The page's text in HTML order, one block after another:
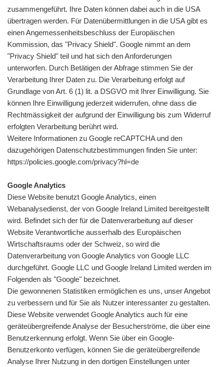
zusammengeführt. Ihre Daten können dabei auch in die USA
übertragen werden. Für Datenübermittlungen in die USA gibt es
einen Angemessenheitsbeschluss der Europäischen
Kommission, das "Privacy Shield". Google nimmt an dem
"Privacy Shield" teil und hat sich den Anforderungen
unterworfen. Durch Betätigen der Abfrage stimmen Sie der
Verarbeitung Ihrer Daten zu. Die Verarbeitung erfolgt auf
Grundlage von Art. 6 (1) lit. a DSGVO mit Ihrer Einwilligung. Sie
können Ihre Einwilligung jederzeit widerrufen, ohne dass die
Rechtmässigkeit der aufgrund der Einwilligung bis zum Widerruf
erfolgten Verarbeitung berührt wird.
Weitere Informationen zu Google reCAPTCHA und den
dazugehörigen Datenschutzbestimmungen finden Sie unter:
https://policies.google.com/privacy?hl=de
Google Analytics
Diese Website benutzt Google Analytics, einen
Webanalysedienst, der von Google Ireland Limited bereitgestellt
wird. Befindet sich der für die Datenverarbeitung auf dieser
Website Verantwortliche ausserhalb des Europäischen
Wirtschaftsraums oder der Schweiz, so wird die
Datenverarbeitung von Google Analytics von Google LLC
durchgeführt. Google LLC und Google Ireland Limited werden im
Folgenden als "Google" bezeichnet.
Die gewonnenen Statistiken ermöglichen es uns, unser Angebot
zu verbessern und für Sie als Nutzer interessanter zu gestalten.
Diese Website verwendet Google Analytics auch für eine
geräteübergreifende Analyse der Besucherströme, die über eine
Benutzerkennung erfolgt. Wenn Sie über ein Google-
Benutzerkonto verfügen, können Sie die geräteübergreifende
Analyse Ihrer Nutzung in den dortigen Einstellungen unter